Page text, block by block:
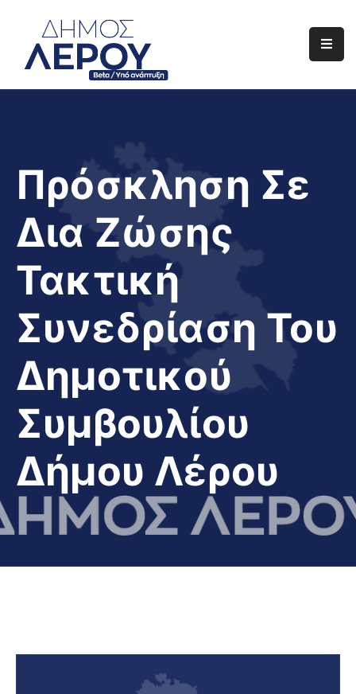
Αρχική
Διαφάνεια
Το
Νησί
Μας
Πρόσκληση Σε
Δια Ζώσης
Τακτική
Συνεδρίαση Του
Δημοτικού
Συμβουλίου
Δήμου Λέρου